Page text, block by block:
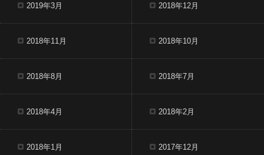
2019年3月 2018年12月
2018年11月 2018年10月
2018年8月 2018年7月
2018年4月 2018年2月
2018年1月 2017年12月